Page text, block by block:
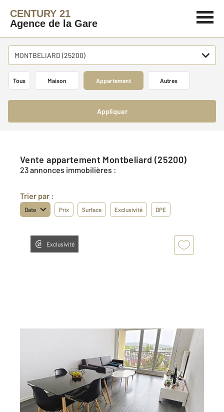
CENTURY 21
Agence de la Gare
MONTBELIARD (25200)
Tous Maison Appartement Autres
Appliquer
Vente appartement Montbeliard (25200)
23 annonces immobilières :
Trier par :
Date Prix Surface Exclusivité DPE
Exclusivité
Appartement F2 à vendre
41 000 €